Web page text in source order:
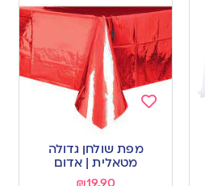
wishlist
מפת שולחן גדולה
מטאלית | אדום
₪19.90